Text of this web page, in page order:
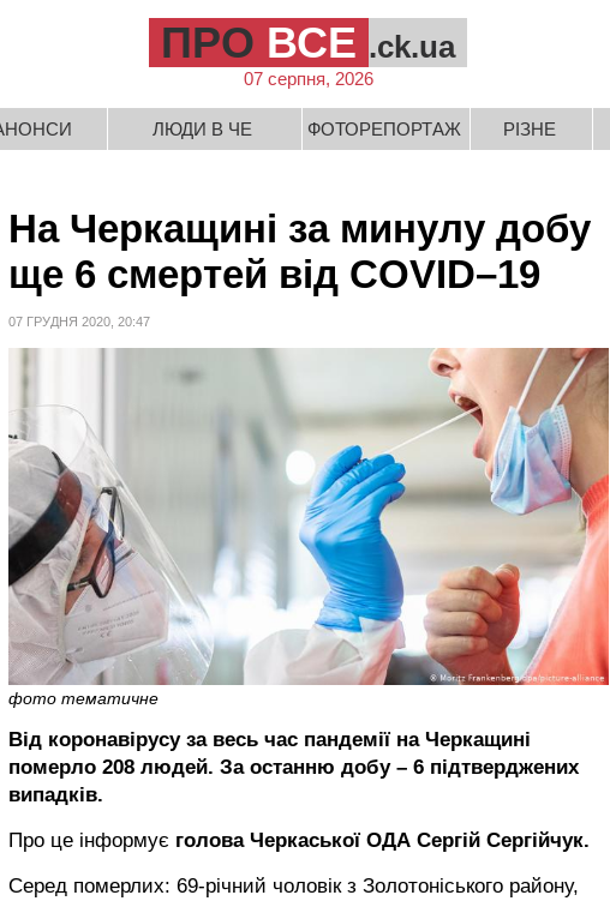
ПРО ВСЕ .ck.ua
07 серпня, 2026
ЛЮДИ В ЧЕ ФОТОРЕПОРТАЖ РІЗНЕ
На Черкащині за минулу добу
ще 6 смертей від COVID–19
07 ГРУДНЯ 2020, 20:47
фото тематичне
Від коронавірусу за весь час пандемії на Черкащині
померло 208 людей. За останню добу – 6 підтверджених
випадків.
Про це інформує голова Черкаської ОДА Сергій Сергійчук.
Серед померлих: 69-річний чоловік з Золотоніського району,